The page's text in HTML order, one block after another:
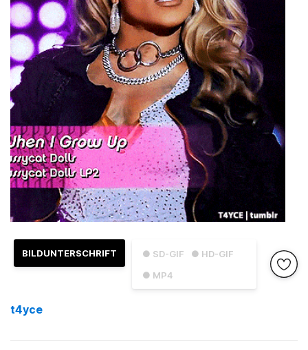
● SD-GIF
● HD-GIF
● MP4
BILDUNTERSCHRIFT
t4yce